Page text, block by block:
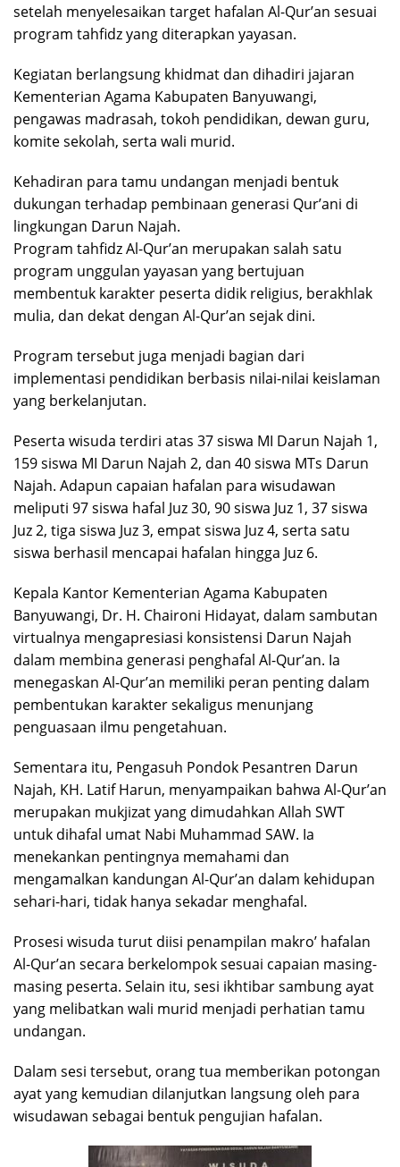
setelah menyelesaikan target hafalan Al-Qur’an sesuai
program tahfidz yang diterapkan yayasan.
Kegiatan berlangsung khidmat dan dihadiri jajaran
Kementerian Agama Kabupaten Banyuwangi,
pengawas madrasah, tokoh pendidikan, dewan guru,
komite sekolah, serta wali murid.
Kehadiran para tamu undangan menjadi bentuk
dukungan terhadap pembinaan generasi Qur’ani di
lingkungan Darun Najah.
Program tahfidz Al-Qur’an merupakan salah satu
program unggulan yayasan yang bertujuan
membentuk karakter peserta didik religius, berakhlak
mulia, dan dekat dengan Al-Qur’an sejak dini.
Program tersebut juga menjadi bagian dari
implementasi pendidikan berbasis nilai-nilai keislaman
yang berkelanjutan.
Peserta wisuda terdiri atas 37 siswa MI Darun Najah 1,
159 siswa MI Darun Najah 2, dan 40 siswa MTs Darun
Najah. Adapun capaian hafalan para wisudawan
meliputi 97 siswa hafal Juz 30, 90 siswa Juz 1, 37 siswa
Juz 2, tiga siswa Juz 3, empat siswa Juz 4, serta satu
siswa berhasil mencapai hafalan hingga Juz 6.
Kepala Kantor Kementerian Agama Kabupaten
Banyuwangi, Dr. H. Chaironi Hidayat, dalam sambutan
virtualnya mengapresiasi konsistensi Darun Najah
dalam membina generasi penghafal Al-Qur’an. Ia
menegaskan Al-Qur’an memiliki peran penting dalam
pembentukan karakter sekaligus menunjang
penguasaan ilmu pengetahuan.
Sementara itu, Pengasuh Pondok Pesantren Darun
Najah, KH. Latif Harun, menyampaikan bahwa Al-Qur’an
merupakan mukjizat yang dimudahkan Allah SWT
untuk dihafal umat Nabi Muhammad SAW. Ia
menekankan pentingnya memahami dan
mengamalkan kandungan Al-Qur’an dalam kehidupan
sehari-hari, tidak hanya sekadar menghafal.
Prosesi wisuda turut diisi penampilan makro’ hafalan
Al-Qur’an secara berkelompok sesuai capaian masing-
masing peserta. Selain itu, sesi ikhtibar sambung ayat
yang melibatkan wali murid menjadi perhatian tamu
undangan.
Dalam sesi tersebut, orang tua memberikan potongan
ayat yang kemudian dilanjutkan langsung oleh para
wisudawan sebagai bentuk pengujian hafalan.